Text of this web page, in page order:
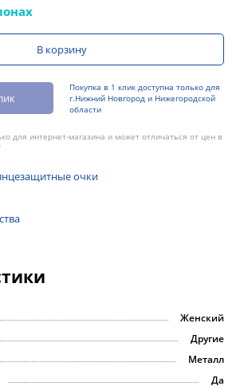
В корзину
Покупка в 1 клик доступна только для
г.Нижний Новгород и Нижегородской
области
для интернет-магазина и может отличаться от цен в
очки
Женский
Другие
Металл
Да